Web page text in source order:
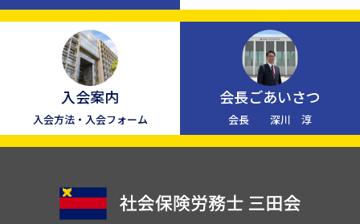
入会案内
入会方法・入会フォーム
会長ごあいさつ
会長 深川 淳